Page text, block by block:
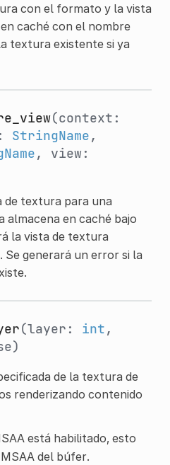
con el formato y la vista
caché con el nombre
textura existente si ya
(context:
StringName,
, view:
de textura para una
en caché bajo
la vista de textura
Se generará un error si la
(layer: int,
de la textura de
renderizando contenido
está habilitado, esto
del búfer.